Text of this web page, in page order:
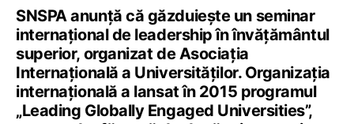
SNSPA anunță că găzduiește un seminar
internațional de leadership în învățământul
superior, organizat de Asociaţia
Internaţională a Universităţilor. Organizația
internațională a lansat în 2015 programul
„Leading Globally Engaged Universities”,